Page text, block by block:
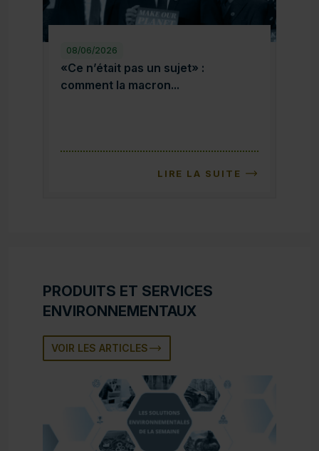
08/06/2026
«Ce n’était pas un sujet» : comment la
«Ce n’était pas un sujet» :
comment la macron...
LIRE LA SUITE
PRODUITS ET SERVICES
ENVIRONNEMENTAUX
VOIR LES ARTICLES